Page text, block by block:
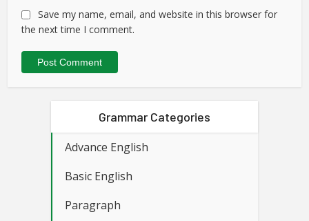
Save my name, email, and website in this browser for
the next time I comment.
Grammar Categories
Advance English
Basic English
Paragraph